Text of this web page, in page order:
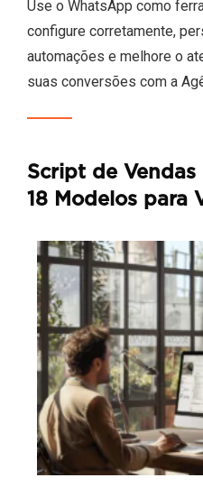
Use o WhatsApp como
configure corretamente,
automações e melhore o
suas conversões com a
Script de
18 Modelos para